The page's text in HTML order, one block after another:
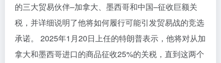
的三大贸易伙伴–加拿大、墨西哥和中国–征收巨额关
税，并详细说明了他将如何履行可能引发贸易战的竞选
承诺。 2025年1月20日上任的特朗普表示，他将对从加
拿大和墨西哥进口的商品征收25%的关税，直到这两个